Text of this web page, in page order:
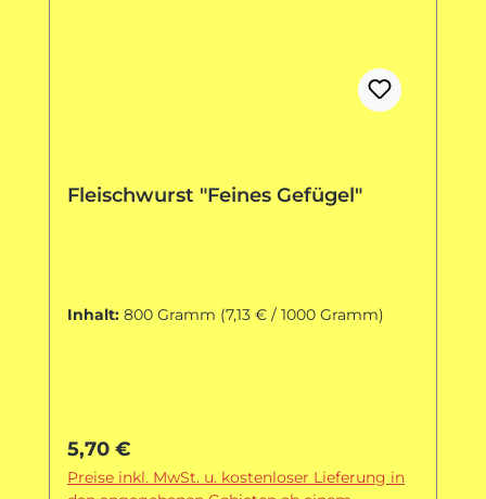
Fleischwurst "Feines Gefügel"
Inhalt: 800 Gramm (7,13 € / 1000 Gramm)
Regulärer Preis:
5,70 €
Preise inkl. MwSt. u. kostenloser Lieferung in